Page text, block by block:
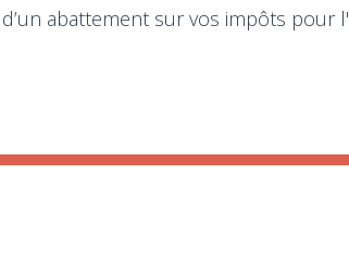
abattement sur vos impôts pour